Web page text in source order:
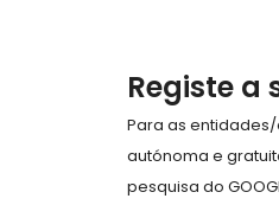
Registe a
Para as
autónoma e
pesquisa do